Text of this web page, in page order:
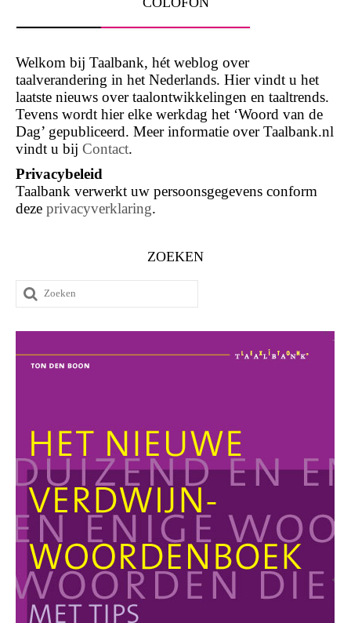
Welkom bij Taalbank, hét weblog over
taalverandering in het Nederlands. Hier vindt u het
laatste nieuws over taalontwikkelingen en taaltrends.
Tevens wordt hier elke werkdag het ‘Woord van de
Dag’ gepubliceerd. Meer informatie over Taalbank.nl
vindt u bij Contact.
Privacybeleid
Taalbank verwerkt uw persoonsgegevens conform
deze privacyverklaring.
ZOEKEN
Zoeken
naar: